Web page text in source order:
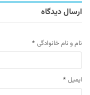
ارسال دیدگاه
نام و نام خانوادگی *
ایمیل *